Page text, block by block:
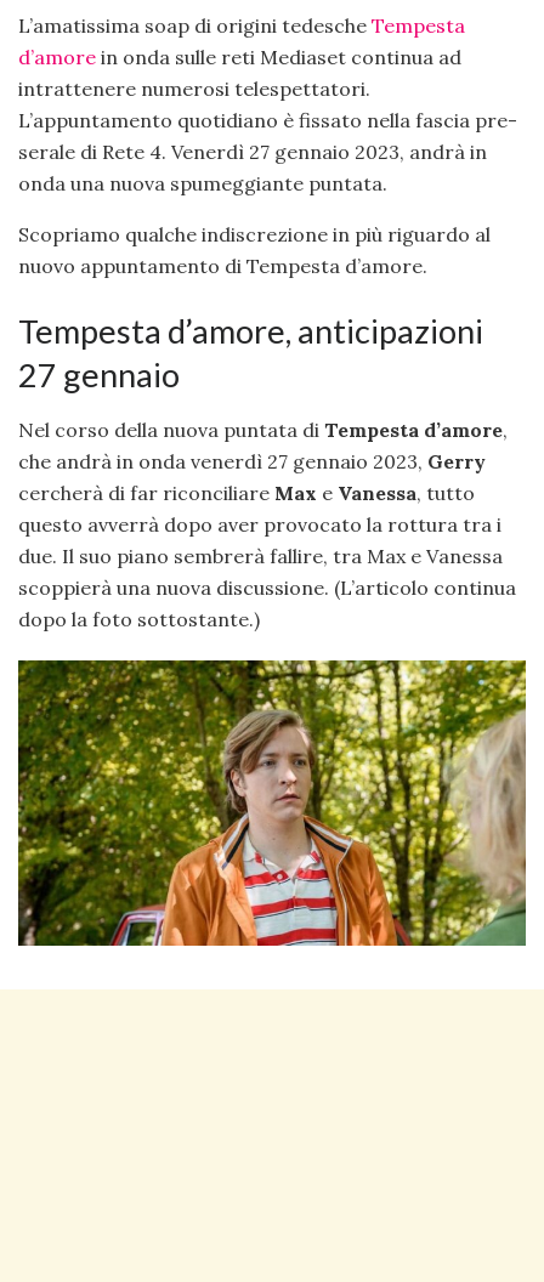
L’amatissima soap di origini tedesche Tempesta
d’amore in onda sulle reti Mediaset continua ad
intrattenere numerosi telespettatori.
L’appuntamento quotidiano è fissato nella fascia pre-
serale di Rete 4. Venerdì 27 gennaio 2023, andrà in
onda una nuova spumeggiante puntata.
Scopriamo qualche indiscrezione in più riguardo al
nuovo appuntamento di Tempesta d’amore.
Tempesta d’amore, anticipazioni
27 gennaio
Nel corso della nuova puntata di Tempesta d’amore,
che andrà in onda venerdì 27 gennaio 2023, Gerry
cercherà di far riconciliare Max e Vanessa, tutto
questo avverrà dopo aver provocato la rottura tra i
due. Il suo piano sembrerà fallire, tra Max e Vanessa
scoppierà una nuova discussione. (L’articolo continua
dopo la foto sottostante.)